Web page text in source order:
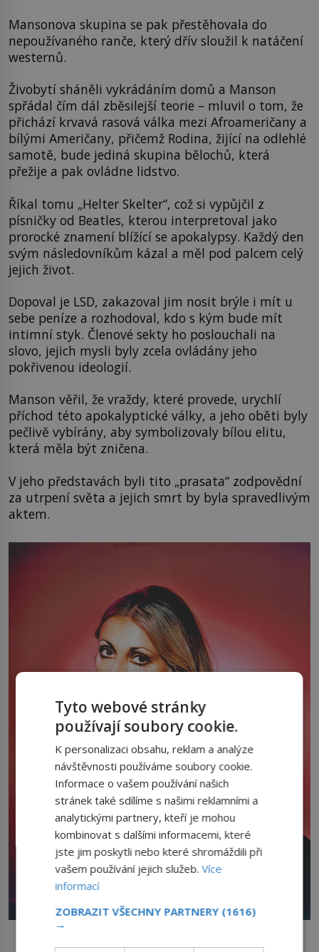
Mansonova skupina se pak přestěhovala do
nepoužívaného ranče, který dřív sloužil k natáčení
westernů.
Živobytí sháněli vykrádáním domů a Manson
spřádal čím dál zběsilejší teorie – mluvil o tom, že
přichází krvavá rasová válka mezi Afroameričany a
bílými Američany, přičemž Rodina, žijící na odlehlé
samotě, bude jediná skupina bělochů, která
přežije a pak ovládne lidstvo.
Říkal tomu „Helter Skelter“, což si vypůjčil z
písničky od Beatles, kterou interpretoval jako
prorocké znamení blížící se apokalypsy. Každý den
svým následovníkům kázal a měl pod palcem celý
jejich život.
Dopoval je LSD, zakazoval jim nosit brýle i mít u
sebe peníze a rozhodoval, kdo s kým bude mít
intimní styk. Členové sekty ho poslouchali na
slovo, jejich mysli byly zcela ovládány jeho
pokřivenou ideologií.
Manson věřil, že vraždy, které provede, urychlí
příchod této apokalyptické války, a jeho oběti byly
pečlivě vybírány, aby symbolizovaly bílou elitu,
která měla být zničena.
V jeho představách byli tito „prasata“ zodpovědní
za utrpení světa a jejich smrt by byla spravedlivým
aktem.
Susan Atkins (1948–2009) si v base pustí pusu na špacír a
Tyto webové stránky
používají soubory cookie.
K personalizaci obsahu, reklam a analýze
návštěvnosti používáme soubory cookie.
Informace o vašem používání našich
stránek také sdílíme s našimi reklamními a
analytickými partnery, kteří je mohou
kombinovat s dalšími informacemi, které
jste jim poskytli nebo které shromáždili při
vašem používání jejich služeb.Více
informací
ZOBRAZIT VŠECHNY PARTNERY (1616)
→